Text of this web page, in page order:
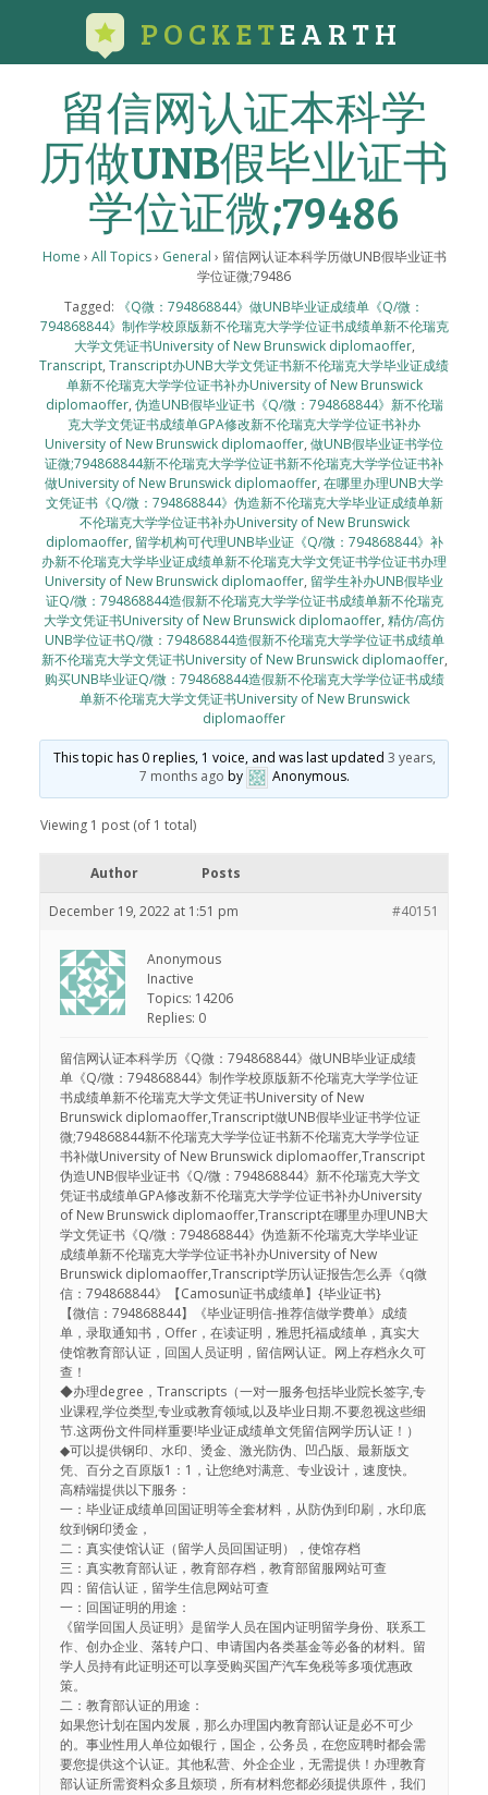
POCKETEARTH
留信网认证本科学
历做UNB假毕业证书
学位证微;79486
Home › All Topics › General › 留信网认证本科学历做UNB假毕业证书
学位证微;79486
Tagged:
《Q微：794868844》做UNB毕业证成绩单《Q/微：
794868844》制作学校原版新不伦瑞克大学学位证书成绩单新不伦瑞克
大学文凭证书University of New Brunswick diplomaoffer,
Transcript, Transcript办UNB大学文凭证书新不伦瑞克大学毕业证成绩
单新不伦瑞克大学学位证书补办University of New Brunswick
diplomaoffer, 伪造UNB假毕业证书《Q/微：794868844》新不伦瑞
克大学文凭证书成绩单GPA修改新不伦瑞克大学学位证书补办
University of New Brunswick diplomaoffer, 做UNB假毕业证书学位
证微;794868844新不伦瑞克大学学位证书新不伦瑞克大学学位证书补
做University of New Brunswick diplomaoffer, 在哪里办理UNB大学
文凭证书《Q/微：794868844》伪造新不伦瑞克大学毕业证成绩单新
不伦瑞克大学学位证书补办University of New Brunswick
diplomaoffer, 留学机构可代理UNB毕业证《Q/微：794868844》补
办新不伦瑞克大学毕业证成绩单新不伦瑞克大学文凭证书学位证书办理
University of New Brunswick diplomaoffer, 留学生补办UNB假毕业
证Q/微：794868844造假新不伦瑞克大学学位证书成绩单新不伦瑞克
大学文凭证书University of New Brunswick diplomaoffer, 精仿/高仿
UNB学位证书Q/微：794868844造假新不伦瑞克大学学位证书成绩单
新不伦瑞克大学文凭证书University of New Brunswick diplomaoffer,
购买UNB毕业证Q/微：794868844造假新不伦瑞克大学学位证书成绩
单新不伦瑞克大学文凭证书University of New Brunswick
diplomaoffer
This topic has 0 replies, 1 voice, and was last updated 3 years,
7 months ago by Anonymous.
Viewing 1 post (of 1 total)
Author Posts
December 19, 2022 at 1:51 pm #40151
Anonymous
Inactive
Topics: 14206
Replies: 0
留信网认证本科学历《Q微：794868844》做UNB毕业证成绩
单《Q/微：794868844》制作学校原版新不伦瑞克大学学位证
书成绩单新不伦瑞克大学文凭证书University of New
Brunswick diplomaoffer,Transcript做UNB假毕业证书学位证
微;794868844新不伦瑞克大学学位证书新不伦瑞克大学学位证
书补做University of New Brunswick diplomaoffer,Transcript
伪造UNB假毕业证书《Q/微：794868844》新不伦瑞克大学文
凭证书成绩单GPA修改新不伦瑞克大学学位证书补办University
of New Brunswick diplomaoffer,Transcript在哪里办理UNB大
学文凭证书《Q/微：794868844》伪造新不伦瑞克大学毕业证
成绩单新不伦瑞克大学学位证书补办University of New
Brunswick diplomaoffer,Transcript学历认证报告怎么弄《q微
信：794868844》【Camosun证书成绩单】{毕业证书}
【微信：794868844】《毕业证明信-推荐信做学费单》成绩
单，录取通知书，Offer，在读证明，雅思托福成绩单，真实大
使馆教育部认证，回国人员证明，留信网认证。网上存档永久可
查！
◆办理degree，Transcripts（一对一服务包括毕业院长签字,专
业课程,学位类型,专业或教育领域,以及毕业日期.不要忽视这些细
节.这两份文件同样重要!毕业证成绩单文凭留信网学历认证！）
◆可以提供钢印、水印、烫金、激光防伪、凹凸版、最新版文
凭、百分之百原版1：1，让您绝对满意、专业设计，速度快。
高精端提供以下服务：
一：毕业证成绩单回国证明等全套材料，从防伪到印刷，水印底
纹到钢印烫金，
二：真实使馆认证（留学人员回国证明），使馆存档
三：真实教育部认证，教育部存档，教育部留服网站可查
四：留信认证，留学生信息网站可查
一：回国证明的用途：
《留学回国人员证明》是留学人员在国内证明留学身份、联系工
作、创办企业、落转户口、申请国内各类基金等必备的材料。留
学人员持有此证明还可以享受购买国产汽车免税等多项优惠政
策。
二：教育部认证的用途：
如果您计划在国内发展，那么办理国内教育部认证是必不可少
的。事业性用人单位如银行，国企，公务员，在您应聘时都会需
要您提供这个认证。其他私营、外企企业，无需提供！办理教育
部认证所需资料众多且烦琐，所有材料您都必须提供原件，我们